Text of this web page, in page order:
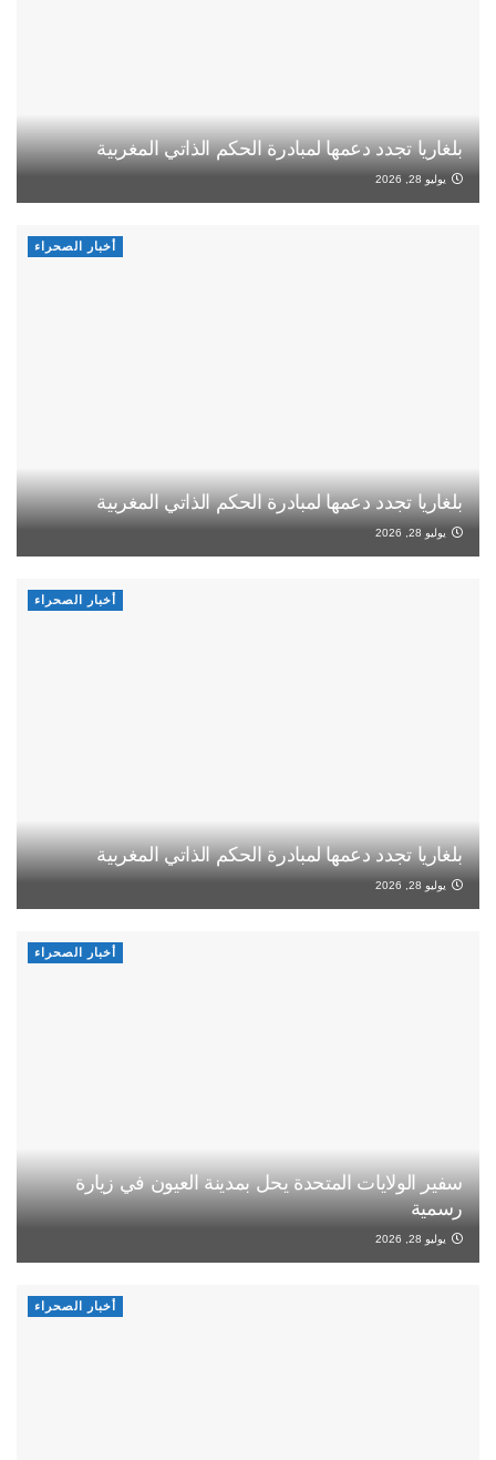
بلغاريا تجدد دعمها لمبادرة الحكم الذاتي المغربية
يوليو 28, 2026
أخبار الصحراء
بلغاريا تجدد دعمها لمبادرة الحكم الذاتي المغربية
يوليو 28, 2026
أخبار الصحراء
بلغاريا تجدد دعمها لمبادرة الحكم الذاتي المغربية
يوليو 28, 2026
أخبار الصحراء
سفير الولايات المتحدة يحل بمدينة العيون في زيارة
رسمية
يوليو 28, 2026
أخبار الصحراء